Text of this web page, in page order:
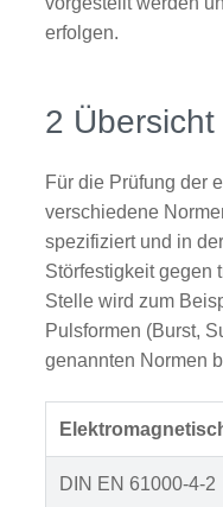
erfolgen.
2
Für die Prüfung der
verschiedene
spezifiziert und in
Störfestigkeit gegen
Stelle wird zum
Pulsformen (Burst,
genannten Normen
DIN EN 61000-4-2